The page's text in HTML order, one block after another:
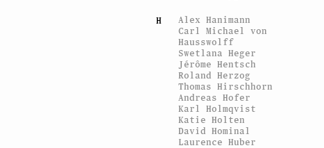
H
Alex Hanimann
Carl Michael von
Hausswolff
Swetlana Heger
Jérôme Hentsch
Roland Herzog
Thomas Hirschhorn
Andreas Hofer
Karl Holmqvist
Katie Holten
David Hominal
Laurence Huber